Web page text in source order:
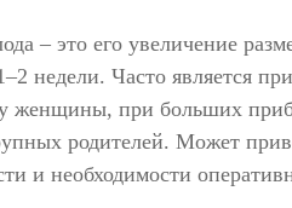
– это его увеличение
недели. Часто является
у женщины, при больших
родителей. Может
и необходимости